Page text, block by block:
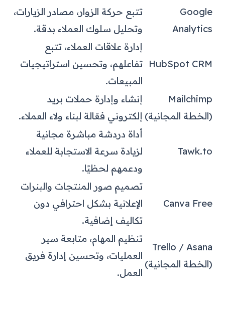
Google
Analytics
تتبع حركة الزوار، مصادر الزيارات،
وتحليل سلوك العملاء بدقة.
HubSpot CRM
إدارة علاقات العملاء، تتبع
تفاعلهم، وتحسين استراتيجيات
المبيعات.
Mailchimp
(الخطة المجانية)
إنشاء وإدارة حملات بريد
إلكتروني فعّالة لبناء ولاء العملاء.
Tawk.to
أداة دردشة مباشرة مجانية
لزيادة سرعة الاستجابة للعملاء
ودعمهم لحظيًا.
Canva Free
تصميم صور المنتجات والبنرات
الإعلانية بشكل احترافي دون
تكاليف إضافية.
Trello / Asana
(الخطة المجانية)
تنظيم المهام، متابعة سير
العمليات، وتحسين إدارة فريق
العمل.